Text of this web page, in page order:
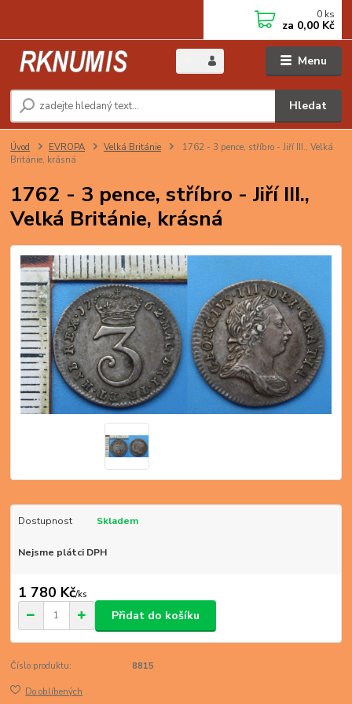
Menu
Hledat
0 ks
za 0,00 Kč
Úvod EVROPA Velká Británie
1762 - 3 pence, stříbro - Jiří III., Velká
Británie, krásná
1762 - 3 pence, stříbro - Jiří III.,
Velká Británie, krásná
Dostupnost Skladem
Nejsme plátci DPH
1 780 Kč/ks
Přidat do košíku
Číslo produktu: 8815
Do oblíbených